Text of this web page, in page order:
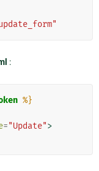
:
%}
="Update">